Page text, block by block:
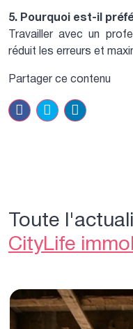
5. Pourquoi est-il
Travailler avec un
réduit les erreurs et
Partager ce contenu
Toute
CityLife